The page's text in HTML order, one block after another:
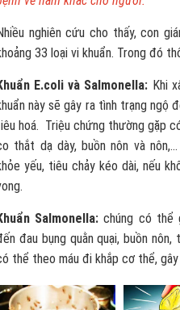
nghiên cứu cho thấy, con
33 loại vi khuẩn. Trong đó
E.coli và Salmonella: Khi
này sẽ gây ra tình trạng ngộ
hoá. Triệu chứng thường gặp
thắt dạ dày, buồn nôn và
yếu, tiêu chảy kéo dài, nếu
Salmonella: chúng có thể
đau bụng quằn quại, buồn
thể theo máu đi khắp cơ thể,